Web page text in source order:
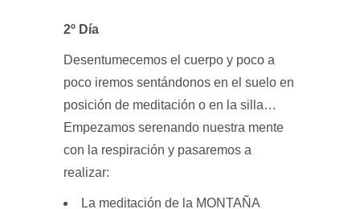
2º Día
Desentumecemos el cuerpo y poco a
poco iremos sentándonos en el suelo en
posición de meditación o en la silla…
Empezamos serenando nuestra mente
con la respiración y pasaremos a
realizar:
La meditación de la MONTAÑA